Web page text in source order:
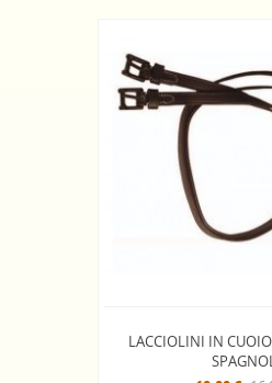
LACCIOLINI IN